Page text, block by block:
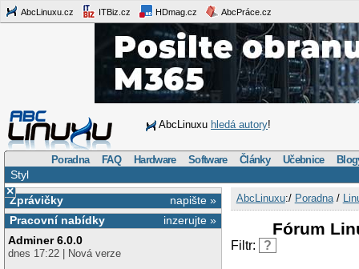
AbcLinuxu.cz ITBiz.cz HDmag.cz AbcPráce.cz
AbcLinuxu hledá autory!
Poradna FAQ Hardware Software Články Učebnice
Styl
×
napište »
Zprávičky
inzerujte »
Pracovní nabídky
Adminer 6.0.0
dnes 17:22 | Nová verze
AbcLinuxu:/ Poradna/
Fórum
Filtr: ?